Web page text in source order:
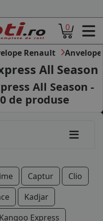
COMPANII
0
Renault
All Season
All Season -
de produse
Captur
Clio
Kadjar
Kangoo Express